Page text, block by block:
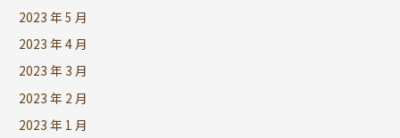
2023 年 5 月
2023 年 4 月
2023 年 3 月
2023 年 2 月
2023 年 1 月